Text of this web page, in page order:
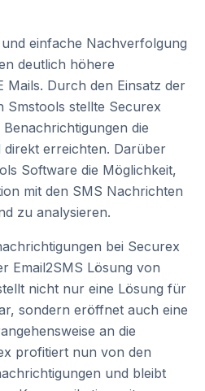
einfache Nachverfolgung
deutlich höhere
Mails. Durch den Einsatz der
Smstools stellte Securex
die
erreichten. Darüber
Software die Möglichkeit,
mit den SMS Nachrichten
zu analysieren.
bei Securex
Email2SMS Lösung von
nicht nur eine Lösung für
sondern eröffnet auch eine
an die
profitiert nun von den
und bleibt